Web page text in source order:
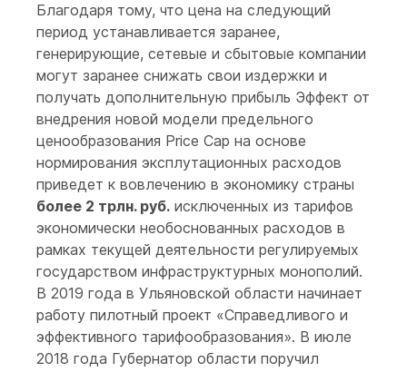
Благодаря тому, что цена на следующий
период устанавливается заранее,
генерирующие, сетевые и сбытовые компании
могут заранее снижать свои издержки и
получать дополнительную прибыль Эффект от
внедрения новой модели предельного
ценообразования Price Cap на основе
нормирования эксплутационных расходов
приведет к вовлечению в экономику страны
более 2 трлн. руб. исключенных из тарифов
экономически необоснованных расходов в
рамках текущей деятельности регулируемых
государством инфраструктурных монополий.
В 2019 года в Ульяновской области начинает
работу пилотный проект «Справедливого и
эффективного тарифообразования». В июле
2018 года Губернатор области поручил